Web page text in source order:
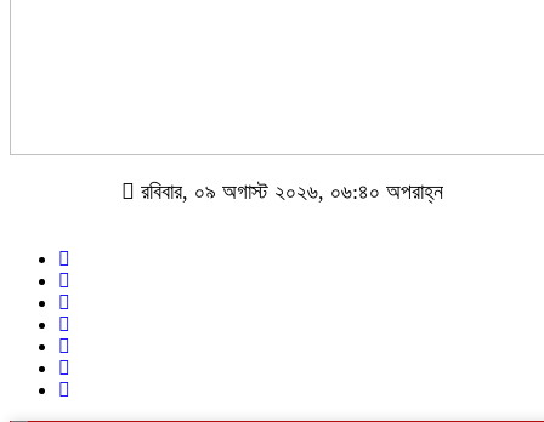
রবিবার, ০৯ অগাস্ট ২০২৬, ০৬:৪০ অপরাহ্ন